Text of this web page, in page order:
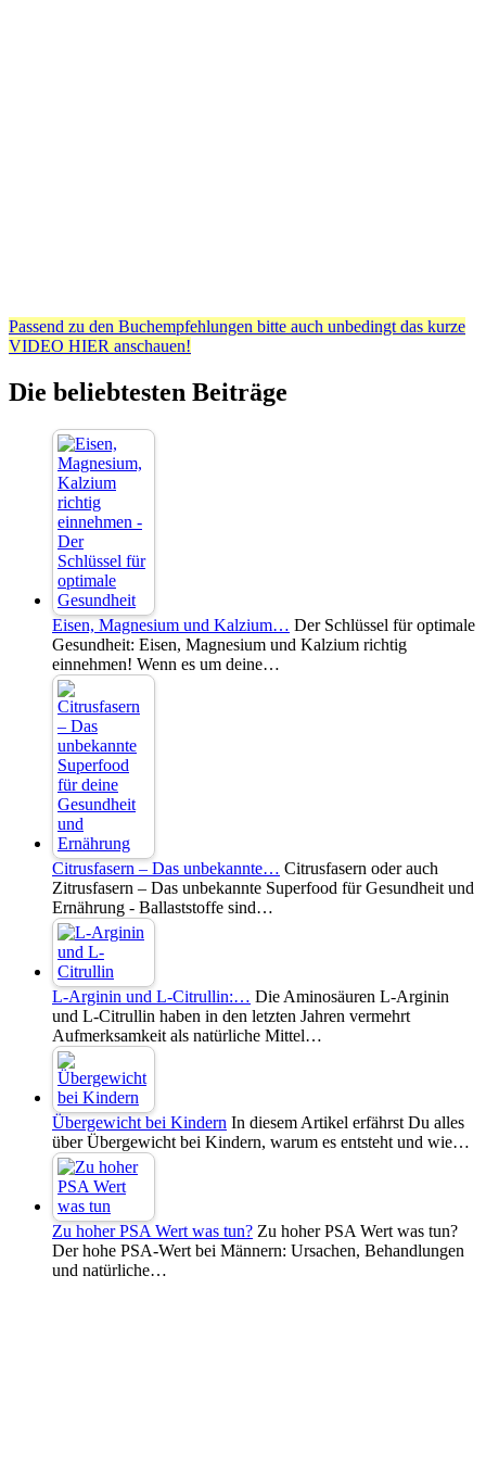
Passend zu den Buchempfehlungen bitte auch unbedingt das kurze
VIDEO HIER anschauen!
Die beliebtesten Beiträge
Eisen, Magnesium und Kalzium… Der Schlüssel für optimale
Gesundheit: Eisen, Magnesium und Kalzium richtig
einnehmen! Wenn es um deine…
Citrusfasern – Das unbekannte… Citrusfasern oder auch
Zitrusfasern – Das unbekannte Superfood für Gesundheit und
Ernährung - Ballaststoffe sind…
L-Arginin und L-Citrullin:… Die Aminosäuren L-Arginin
und L-Citrullin haben in den letzten Jahren vermehrt
Aufmerksamkeit als natürliche Mittel…
Übergewicht bei Kindern In diesem Artikel erfährst Du alles
über Übergewicht bei Kindern, warum es entsteht und wie…
Zu hoher PSA Wert was tun? Zu hoher PSA Wert was tun?
Der hohe PSA-Wert bei Männern: Ursachen, Behandlungen
und natürliche…